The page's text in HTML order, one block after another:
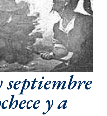
y a